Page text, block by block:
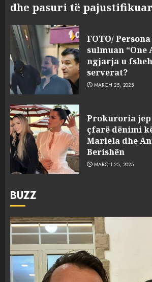
dhe pasuri të pajustifikuar
FOTO/
sulmuan “One
ngjarja u
serverat?
MARCH 25, 2025
Prokuroria jep
çfarë dënimi
Mariela dhe
Berishën
MARCH 25, 2025
BUZZ